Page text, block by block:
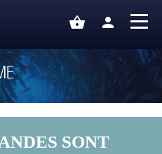
shopping_basket person
SONT